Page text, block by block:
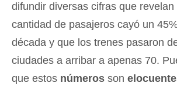
difundir diversas cifras que revelan
cantidad de pasajeros cayó un
década y que los trenes pasaron
ciudades a arribar a apenas 70.
que estos números son